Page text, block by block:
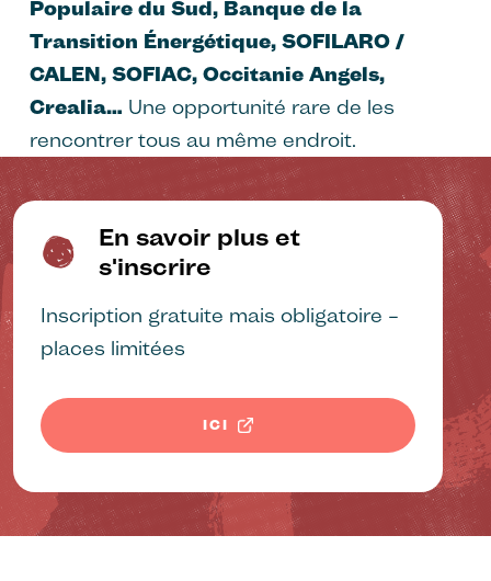
Populaire du Sud, Banque de la
Transition Énergétique, SOFILARO /
CALEN, SOFIAC, Occitanie Angels,
Crealia… Une opportunité rare de les
rencontrer tous au même endroit.
En savoir plus et
s'inscrire
Inscription gratuite mais obligatoire –
places limitées
ICI